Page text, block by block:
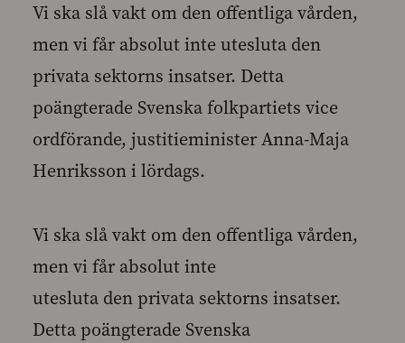
Vi ska slå vakt om den offentliga vården,
men vi får absolut inte utesluta den
privata sektorns insatser. Detta
poängterade Svenska folkpartiets vice
ordförande, justitieminister Anna-Maja
Henriksson i lördags.
Vi ska slå vakt om den offentliga vården,
men vi får absolut inte
utesluta den privata sektorns insatser.
Detta poängterade Svenska